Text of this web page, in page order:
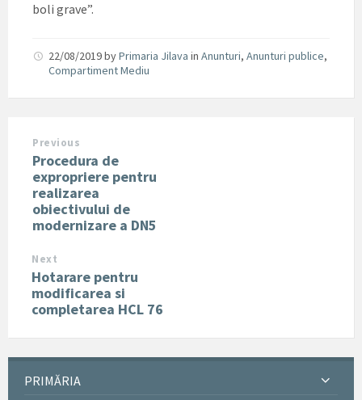
boli grave”.
22/08/2019byPrimaria Jilava in Anunturi, Anunturi publice,
Compartiment Mediu
Previous
Procedura de
expropriere pentru
realizarea
obiectivului de
modernizare a DN5
Next
Hotarare pentru
modificarea si
completarea HCL 76
PRIMĂRIA